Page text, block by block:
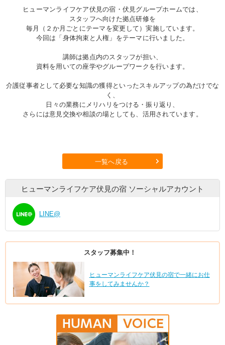
ヒューマンライフケア伏見の宿・伏見グループホームでは、
スタッフへ向けた拠点研修を
毎月（２か月ごとにテーマを変更して）実施しています。
今回は「身体拘束と人権」をテーマに行いました。
講師は拠点内のスタッフが担い、
資料を用いての座学やグループワークを行います。
介護従事者として必要な知識の獲得といったスキルアップの為だけでな
く、
日々の業務にメリハリをつける・振り返り、
さらには意見交換や相談の場としても、活用されています。
一覧へ戻る
ヒューマンライフケア伏見の宿 ソーシャルアカウント
LINE@
スタッフ募集中！
ヒューマンライフケア伏見の宿で一緒にお仕
事をしてみませんか？